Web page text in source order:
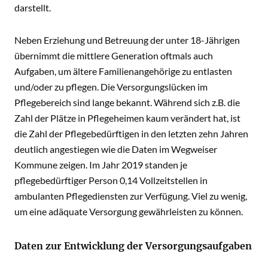
darstellt.
Neben Erziehung und Betreuung der unter 18-Jährigen
übernimmt die mittlere Generation oftmals auch
Aufgaben, um ältere Familienangehörige zu entlasten
und/oder zu pflegen. Die Versorgungslücken im
Pflegebereich sind lange bekannt. Während sich z.B. die
Zahl der Plätze in Pflegeheimen kaum verändert hat, ist
die Zahl der Pflegebedürftigen in den letzten zehn Jahren
deutlich angestiegen wie die Daten im Wegweiser
Kommune zeigen. Im Jahr 2019 standen je
pflegebedürftiger Person 0,14 Vollzeitstellen in
ambulanten Pflegediensten zur Verfügung. Viel zu wenig,
um eine adäquate Versorgung gewährleisten zu können.
Daten zur Entwicklung der Versorgungsaufgaben